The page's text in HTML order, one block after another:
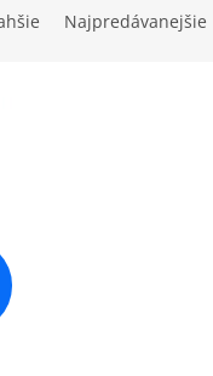
Najpredávanejšie